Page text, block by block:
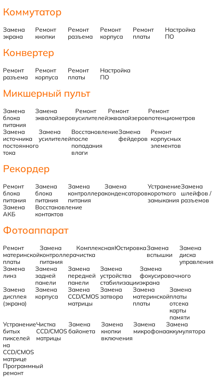
Коммутатор
Замена
экрана
Ремонт
кнопки
Ремонт
разъема
Ремонт
корпуса
Ремонт
платы
Настройка
ПО
Конвертер
Ремонт
разъема
Ремонт
корпуса
Ремонт
платы
Настройка
ПО
Микшерный пульт
Замена
блока
питания
Замена
эквалайзеров
Ремонт
усилителей
Ремонт
эквалайзеров
Ремонт
потенциометров
Замена
источника
постоянного
тока
Замена
усилителей
Восстановление
после
попадания
влаги
Замена
фейдеров
Ремонт
корпусных
элементов
Рекордер
Ремонт
блока
питания
Замена
блока
питания
Замена
контроллера
питания
Замена
конденсаторов
Устранение
короткого
замыкания
Замена
шлейфов /
разъемов
Замена
АКБ
Восстановление
контактов
Фотоаппарат
Ремонт
материнской
платы
Замена
контроллера
питания
Комплексная
чистка
ЮстировкаЗамена
вспышки
Замена
диска
управления
Замена
линз
Замена
задней
панели
Замена
передней
панели
Замена
устройства
стабилизации
Замена
фокусировочного
экрана
Замена
дисплея
(экрана)
Замена
корпуса
Замена
CCD/CMOS
матрицы
Замена
затвора
Замена
материнской
платы
Замена
платы
отсека
карты
памяти
Устранение
битых
пикселей
на
CCD/CMOS
матрице
Чистка
CCD/CMOS
матрицы
Замена
байонета
Замена
кнопки
включения
Замена
микрофона
Замена
аккумулятора
Программный
ремонт